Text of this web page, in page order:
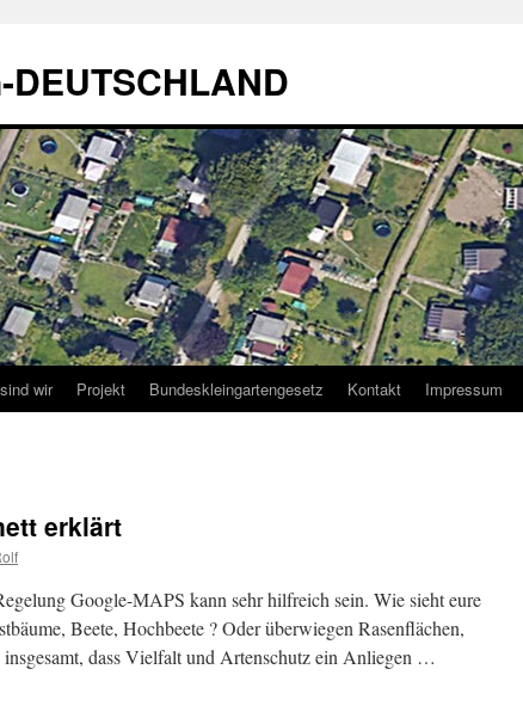
wir Projekt Bundeskleingartengesetz Kontakt Impressum
erklärt
Google-MAPS kann sehr hilfreich sein. Wie sieht eure
Beete, Hochbeete ? Oder überwiegen Rasenflächen,
dass Vielfalt und Artenschutz ein Anliegen …